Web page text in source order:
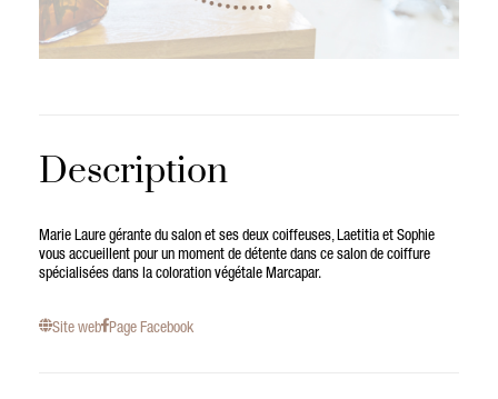
Description
Marie Laure gérante du salon et ses deux coiffeuses, Laetitia et Sophie
vous accueillent pour un moment de détente dans ce salon de coiffure
spécialisées dans la coloration végétale Marcapar.
Site web Page Facebook